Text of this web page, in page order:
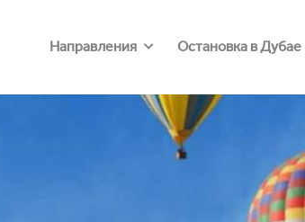
Направления Остановка в Дубае